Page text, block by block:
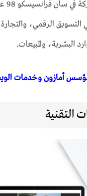
يبلغ
هي التسويق الرقمي،
البشرية، والمبيعات.
أمازون وخدمات
التقنية